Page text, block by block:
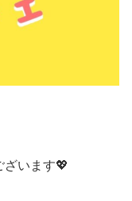
ざいます💖